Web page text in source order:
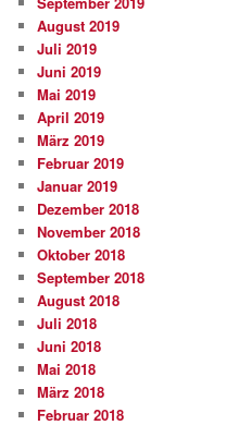
August 2019
Juli 2019
Juni 2019
Mai 2019
April 2019
März 2019
Februar 2019
Januar 2019
Dezember 2018
November 2018
Oktober 2018
September 2018
August 2018
Juli 2018
Juni 2018
Mai 2018
März 2018
Februar 2018